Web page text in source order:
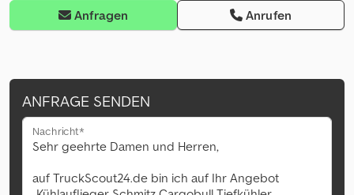
Anfragen Anrufen
ANFRAGE SENDEN
Nachricht*